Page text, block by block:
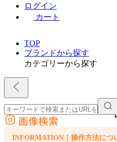
ログイン
カート
TOP
ブランドから探す
カテゴリーから探す
外部サイトの商品をカートに追加
他のサイトで見つけた商品ページのURLを貼り付
画像検索
INFORMATION｜操作方法につ